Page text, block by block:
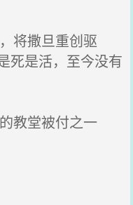
将撒旦重创驱
死是活，至今没有
教堂被付之一